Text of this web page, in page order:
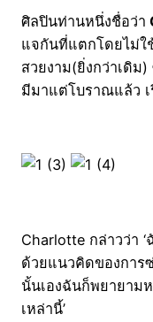
ศิลปินท่านหนึ่งชื่อว่า
แจกันที่แตกโดยไม่ใ
สวยงาม(ยิ่งกว่าเดิม
มีมาแต่โบราณแล้ว เ
Charlotte กล่าวว่า
ด้วยแนวคิดของการ
นั้นเองฉันก็พยายาม
เหล่านี้’